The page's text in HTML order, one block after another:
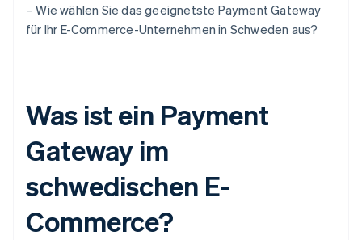
– Wie wählen Sie das geeignetste Payment Gateway
für Ihr E-Commerce-Unternehmen in Schweden aus?
Was ist ein Payment
Gateway im
schwedischen E-
Commerce?